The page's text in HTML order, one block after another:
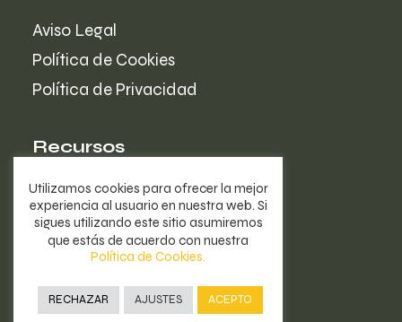
Redes sociales en
vacaciones: cómo
gestionarlas en 5 pasos
Aviso Legal
Política de Cookies
Política de Privacidad
Recursos
La Agencia
Portfolio
Blog
Utilizamos cookies para ofrecer la mejor
experiencia al usuario en nuestra web. Si
sigues utilizando este sitio asumiremos
que estás de acuerdo con nuestra
Política de Cookies.
RECHAZAR AJUSTES ACEPTO